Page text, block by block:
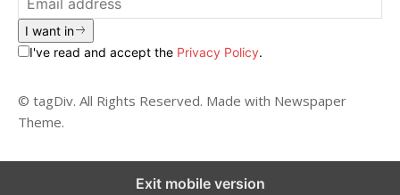
I want in
I've read and accept the Privacy Policy.
© tagDiv. All Rights Reserved. Made with Newspaper
Theme.
Exit mobile version